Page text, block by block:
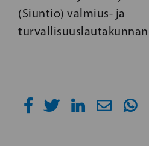
(Siuntio) valmius- ja
turvallisuuslautakunnan